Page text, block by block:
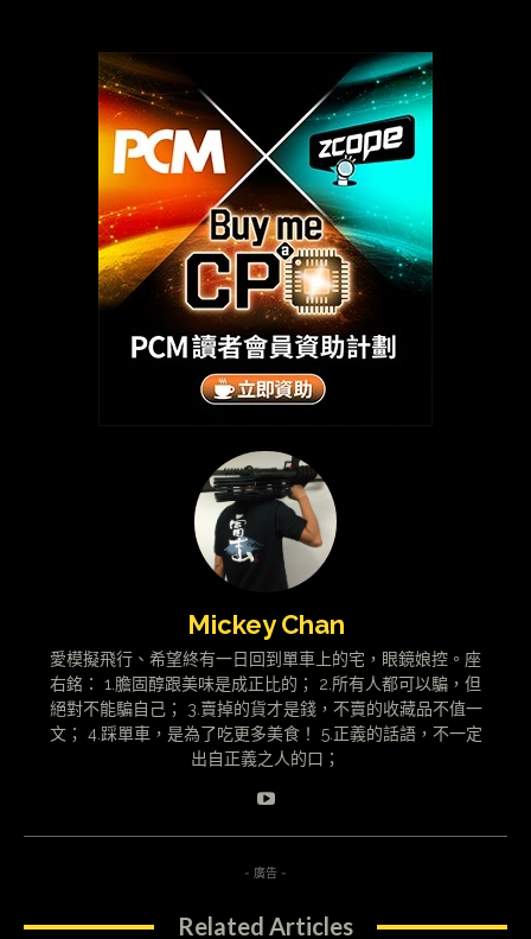
Mickey Chan
愛模擬飛行、希望終有一日回到單車上的宅，眼鏡娘控。座
右銘： 1.膽固醇跟美味是成正比的； 2.所有人都可以騙，但
絕對不能騙自己； 3.賣掉的貨才是錢，不賣的收藏品不值一
文； 4.踩單車，是為了吃更多美食！ 5.正義的話語，不一定
出自正義之人的口；
- 廣告 -
Related Articles